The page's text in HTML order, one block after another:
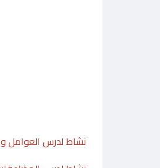
نشاط لدرس العوامل